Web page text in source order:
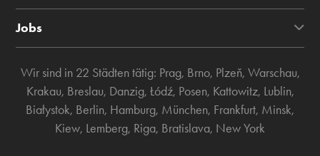
Jobs
Wir sind in 22 Städten tätig: Prag, Brno, Plzeň, Warschau,
Krakau, Breslau, Danzig, Łódź, Posen, Kattowitz, Lublin,
Białystok, Berlin, Hamburg, München, Frankfurt, Minsk,
Kiew, Lemberg, Riga, Bratislava, New York